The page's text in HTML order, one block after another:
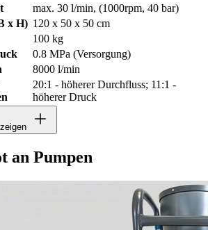
max. 30 l/min, (1000rpm, 40 bar)
x H) 120 x 50 x 50 cm
100 kg
0.8 MPa (Versorgung)
8000 l/min
20:1 - höherer Durchfluss; 11:1 -
höherer Druck
an Pumpen